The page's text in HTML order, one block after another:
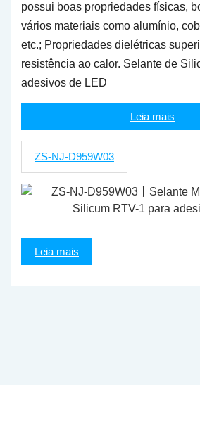
possui boas propriedades físicas,
vários materiais como alumínio,
etc.; Propriedades dielétricas
resistência ao calor. Selante de
adesivos de LED
Leia mais
ZS-NJ-D959W03
Leia mais